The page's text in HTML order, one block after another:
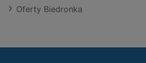
Oferty Biedronka